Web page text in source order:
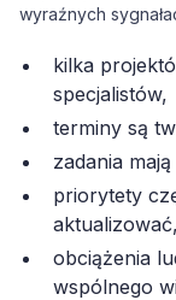
wyraźnych
kilka
specjalistów,
terminy są
zadania
priorytety
aktualizować,
obciążenia
wspólnego